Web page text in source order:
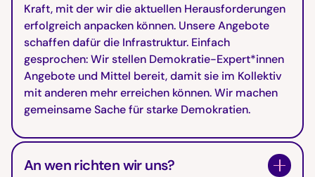
Kraft, mit der wir die aktuellen Herausforderungen
erfolgreich anpacken können. Unsere Angebote
schaffen dafür die Infrastruktur. Einfach
gesprochen: Wir stellen Demokratie-Expert*innen
Angebote und Mittel bereit, damit sie im Kollektiv
mit anderen mehr erreichen können. Wir machen
gemeinsame Sache für starke Demokratien.
An wen richten wir uns?